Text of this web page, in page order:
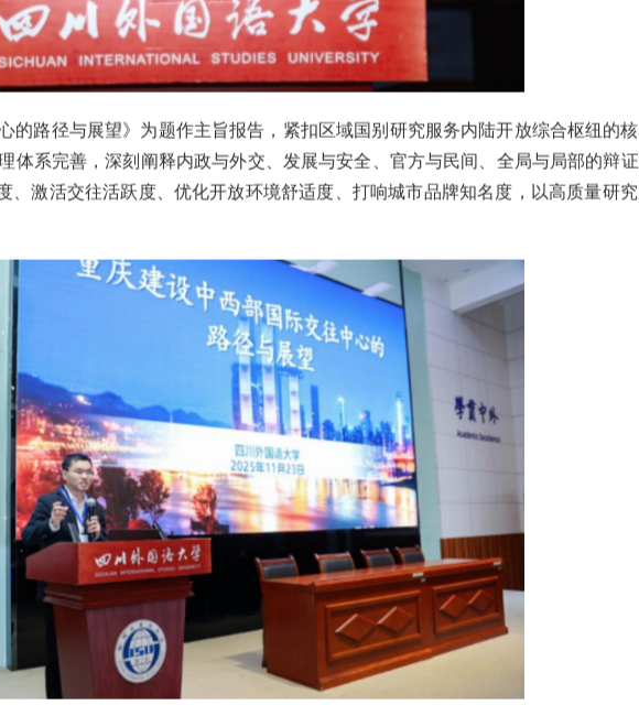
路径与展望》为题作主旨报告，紧扣区域国别研究服务内陆开放综合枢纽的
系完善，深刻阐释内政与外交、发展与安全、官方与民间、全局与局部的辩
激活交往活跃度、优化开放环境舒适度、打响城市品牌知名度，以高质量研